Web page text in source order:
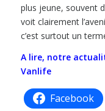
plus jeune, souvent
voit clairement
c’est surtout un
A lire, notre
Vanlife
Facebook